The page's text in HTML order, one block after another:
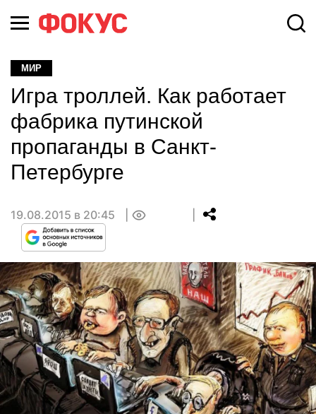
МИР
Игра троллей. Как работает
фабрика путинской
пропаганды в Санкт-
Петербурге
19.08.2015 в 20:45